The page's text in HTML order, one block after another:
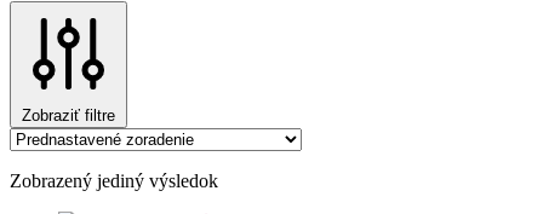
Zobraziť filtre
Zobrazený jediný výsledok